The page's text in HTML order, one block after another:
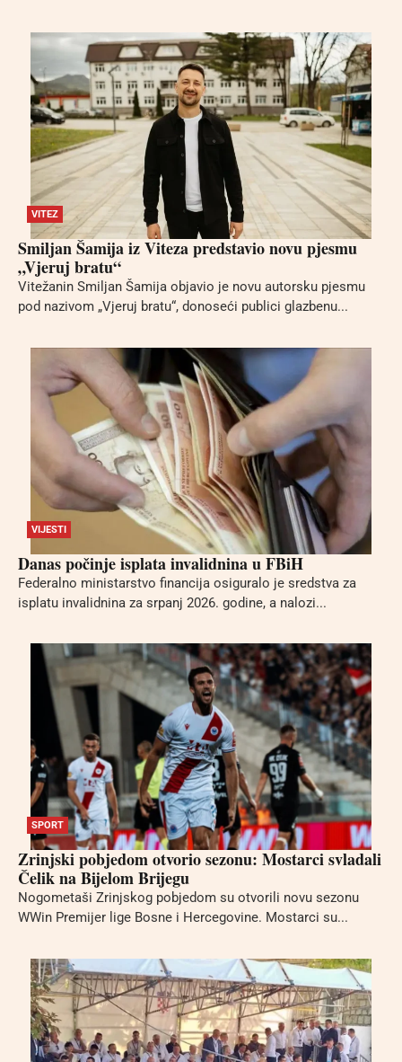
VITEZ
Smiljan Šamija iz Viteza predstavio novu pjesmu
„Vjeruj bratu“
Vitežanin Smiljan Šamija objavio je novu autorsku pjesmu
pod nazivom „Vjeruj bratu“, donoseći publici glazbenu...
VIJESTI
Danas počinje isplata invalidnina u FBiH
Federalno ministarstvo financija osiguralo je sredstva za
isplatu invalidnina za srpanj 2026. godine, a nalozi...
SPORT
Zrinjski pobjedom otvorio sezonu: Mostarci svladali
Čelik na Bijelom Brijegu
Nogometaši Zrinjskog pobjedom su otvorili novu sezonu
WWin Premijer lige Bosne i Hercegovine. Mostarci su...